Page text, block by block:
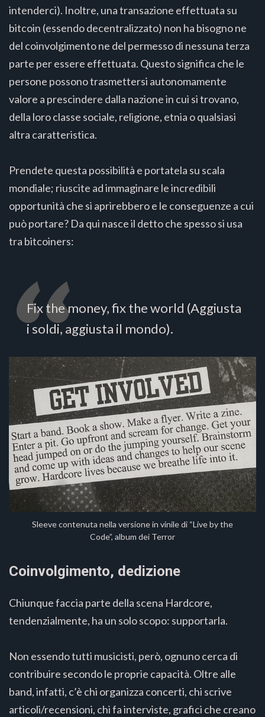
intenderci). Inoltre, una transazione effettuata su
bitcoin (essendo decentralizzato) non ha bisogno ne
del coinvolgimento ne del permesso di nessuna terza
parte per essere effettuata. Questo significa che le
persone possono trasmettersi autonomamente
valore a prescindere dalla nazione in cui si trovano,
della loro classe sociale, religione, etnia o qualsiasi
altra caratteristica.
Prendete questa possibilità e portatela su scala
mondiale; riuscite ad immaginare le incredibili
opportunità che si aprirebbero e le conseguenze a cui
può portare? Da qui nasce il detto che spesso si usa
tra bitcoiners:
Fix the money, fix the world (Aggiusta
i soldi, aggiusta il mondo).
Sleeve contenuta nella versione in vinile di “Live by the
Code”, album dei Terror
Coinvolgimento, dedizione
Chiunque faccia parte della scena Hardcore,
tendenzialmente, ha un solo scopo: supportarla.
Non essendo tutti musicisti, però, ognuno cerca di
contribuire secondo le proprie capacità. Oltre alle
band, infatti, c’è chi organizza concerti, chi scrive
articoli/recensioni, chi fa interviste, grafici che creano